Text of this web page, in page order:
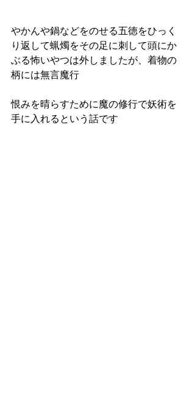
やかんや鍋などをのせる五徳をひっく
り返して蝋燭をその足に刺して頭にか
ぶる怖いやつは外しましたが、着物の
柄には無言魔行
恨みを晴らすために魔の修行で妖術を
手に入れるという話です